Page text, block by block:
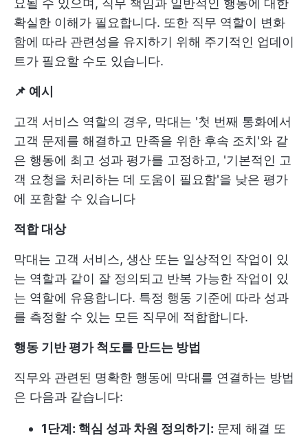
요될 수 있으며, 직무 책임과 일반적인 행동에 대한
확실한 이해가 필요합니다. 또한 직무 역할이 변화
함에 따라 관련성을 유지하기 위해 주기적인 업데이
트가 필요할 수도 있습니다.
📌 예시
고객 서비스 역할의 경우, 막대는 '첫 번째 통화에서
고객 문제를 해결하고 만족을 위한 후속 조치'와 같
은 행동에 최고 성과 평가를 고정하고, '기본적인 고
객 요청을 처리하는 데 도움이 필요함'을 낮은 평가
에 포함할 수 있습니다
적합대상
막대는 고객 서비스, 생산 또는 일상적인 작업이 있
는 역할과 같이 잘 정의되고 반복 가능한 작업이 있
는 역할에 유용합니다. 특정 행동 기준에 따라 성과
를 측정할 수 있는 모든 직무에 적합합니다.
행동 기반 평가 척도를 만드는 방법
직무와 관련된 명확한 행동에 막대를 연결하는 방법
은 다음과 같습니다:
1단계: 핵심 성과 차원 정의하기: 문제 해결 또